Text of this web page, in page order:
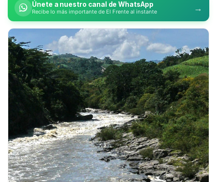
Únete a nuestro canal de WhatsApp
Recibe lo más importante de El Frente al instante →